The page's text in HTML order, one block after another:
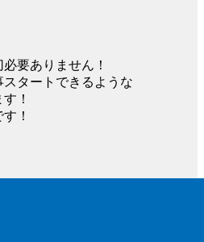
要ありません！
タートできるような
！
！